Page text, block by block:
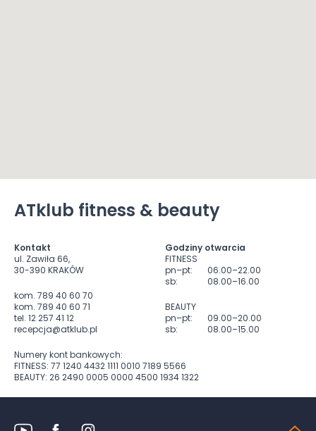
ATklub fitness & beauty
Kontakt
ul. Zawiła 66,
30-390 KRAKÓW
kom. 789 40 60 70
kom. 789 40 60 71
tel. 12 257 41 12
recepcja@atklub.pl
Godziny otwarcia
FITNESS
pn–pt:
06.00–22.00
sb:
08.00–16.00
BEAUTY
pn–pt:
09.00–20.00
sb:
08.00–15.00
Numery kont bankowych:
FITNESS: 77 1240 4432 1111 0010 7189 5566
BEAUTY: 26 2490 0005 0000 4500 1934 1322